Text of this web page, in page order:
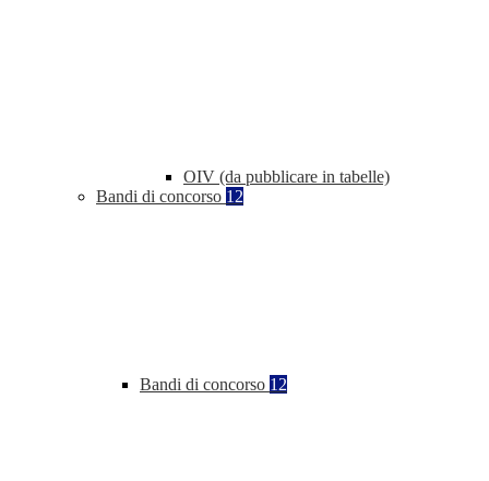
OIV (da pubblicare in tabelle)
Bandi di concorso 12
Bandi di concorso 12